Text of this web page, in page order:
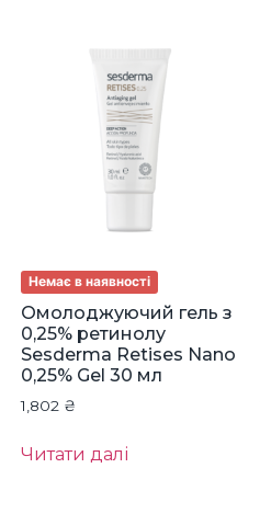
Немає в наявності
Омолоджуючий гель з
0,25% ретинолу
Sesderma Retises Nano
0,25% Gel 30 мл
1,802 ₴
Читати далі